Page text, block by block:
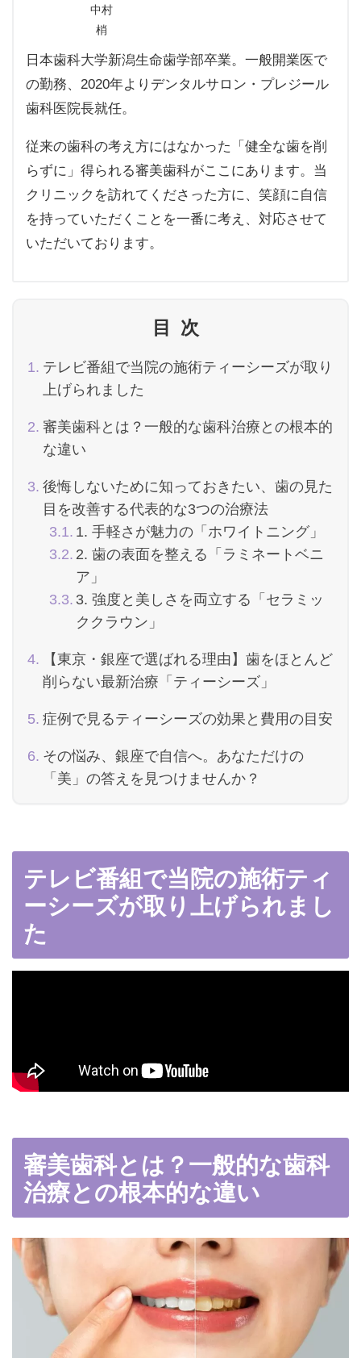
中村
梢
日本歯科大学新潟生命歯学部卒業。一般開業医で
の勤務、2020年よりデンタルサロン・プレジール
歯科医院長就任。
従来の歯科の考え方にはなかった「健全な歯を削
らずに」得られる審美歯科がここにあります。当
クリニックを訪れてくださった方に、笑顔に自信
を持っていただくことを一番に考え、対応させて
いただいております。
目次
テレビ番組で当院の施術ティーシーズが取り
上げられました
審美歯科とは？一般的な歯科治療との根本的
な違い
後悔しないために知っておきたい、歯の見た
目を改善する代表的な3つの治療法
1. 手軽さが魅力の「ホワイトニング」
2. 歯の表面を整える「ラミネートベニ
ア」
3. 強度と美しさを両立する「セラミッ
ククラウン」
【東京・銀座で選ばれる理由】歯をほとんど
削らない最新治療「ティーシーズ」
症例で見るティーシーズの効果と費用の目安
その悩み、銀座で自信へ。あなただけの
「美」の答えを見つけませんか？
テレビ番組で当院の施術ティ
ーシーズが取り上げられまし
た
審美歯科とは？一般的な歯科
治療との根本的な違い